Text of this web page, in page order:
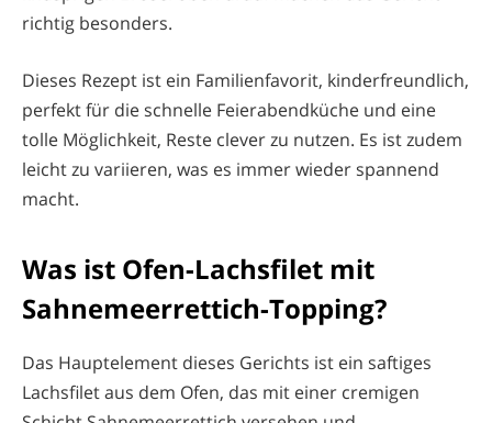
richtig besonders.
Dieses Rezept ist ein Familienfavorit, kinderfreundlich,
perfekt für die schnelle Feierabendküche und eine
tolle Möglichkeit, Reste clever zu nutzen. Es ist zudem
leicht zu variieren, was es immer wieder spannend
macht.
Was ist Ofen-Lachsfilet mit
Sahnemeerrettich-Topping?
Das Hauptelement dieses Gerichts ist ein saftiges
Lachsfilet aus dem Ofen, das mit einer cremigen